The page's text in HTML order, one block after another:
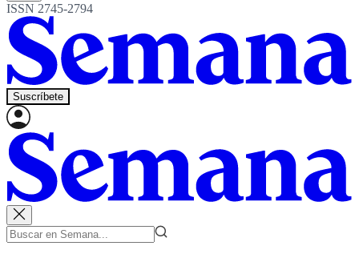
ISSN 2745-2794
Suscríbete